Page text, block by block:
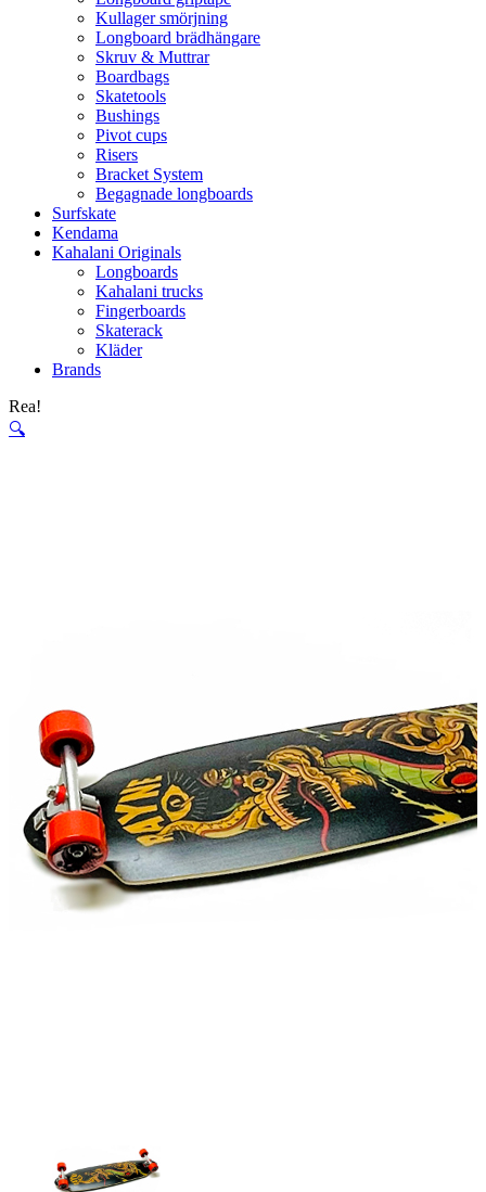
Kullager smörjning
Longboard brädhängare
Skruv & Muttrar
Boardbags
Skatetools
Bushings
Pivot cups
Risers
Bracket System
Begagnade longboards
Surfskate
Kendama
Kahalani Originals
Longboards
Kahalani trucks
Fingerboards
Skaterack
Kläder
Brands
Rea!
🔍